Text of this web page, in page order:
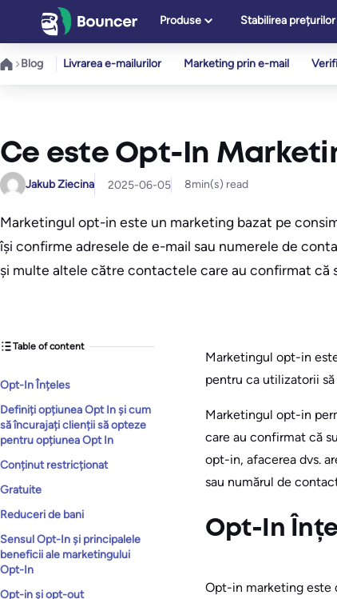
conținut
Produse Stabilirea prețurilor
Blog Livrarea e-mailurilor Marketing prin e-mail
Ce este Opt-In
Jakub Ziecina 2025-06-05 8min(s) read
Marketingul opt-in este un marketing bazat pe
își confirme adresele de e-mail sau numerele de
și multe altele către contactele care au confirmat că
Table of content
Opt-In Înțeles
Definiți opțiunea Opt In și cum
să încurajați clienții să opteze
pentru opțiunea Opt In
Conținut restricționat
Gratuite
Reduceri de bani
Sensul Opt-In și principalele
beneficii ale marketingului
Opt-In
Opt-in și opt-out
Marketingul opt-in
pentru ca utilizatorii
Marketingul opt-in
care au confirmat că
opt-in, afacerea dvs.
sau numărul de
Opt-In
Opt-in marketing este